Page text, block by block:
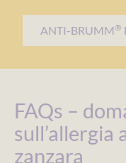
ANTI-BRUMM®
FAQs –
sull’allergia
zanzara